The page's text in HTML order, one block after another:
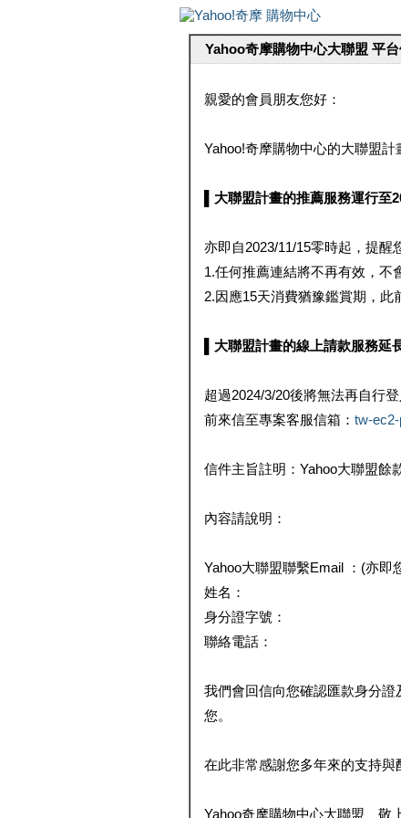
Yahoo奇摩購物中心大聯盟 平
親愛的會員朋友您好：
Yahoo!奇摩購物中心的大聯盟計
▌大聯盟計畫的推薦服務運行至
亦即自2023/11/15零時起，提醒
1.任何推薦連結將不再有效，不
2.因應15天消費猶豫鑑賞期，此
▌大聯盟計畫的線上請款服務延
超過2024/3/20後將無法再自行
前來信至專案客服信箱： tw-
信件主旨註明：Yahoo大聯盟餘
內容請說明：
Yahoo大聯盟聯繫Email ：(亦即
姓名：
身分證字號：
聯絡電話：
我們會回信向您確認匯款身分
您。
在此非常感謝您多年來的支持與
Yahoo奇摩購物中心大聯盟 敬